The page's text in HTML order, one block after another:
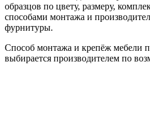
образцов по цвету, размеру,
способами монтажа и
фурнитуры.
Способ монтажа и крепёж мебели
выбирается производителем по